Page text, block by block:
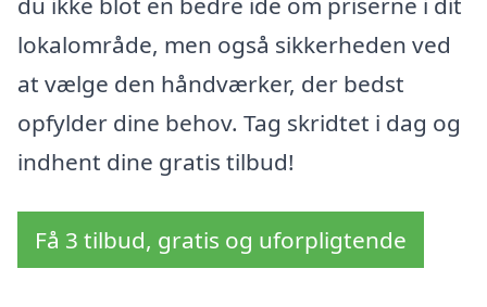
lokalområde, men også sikkerheden ved
at vælge den håndværker, der bedst
opfylder dine behov. Tag skridtet i dag og
indhent dine gratis tilbud!
Få 3 tilbud, gratis og uforpligtende